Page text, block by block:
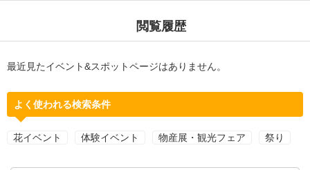
閲覧履歴
最近見たイベント&スポットページはありません。
よく使われる検索条件
花イベント 体験イベント 物産展・観光フェア 祭り